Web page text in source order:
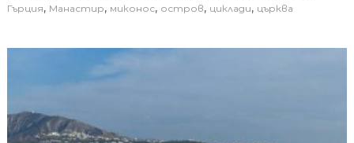
Гърция, Манастир, миконос, остров, циклади, църква